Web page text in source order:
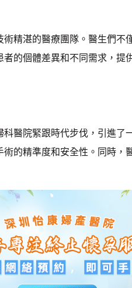
湛的醫療團隊。醫生們不
的個體差異和不同需求，提
院緊跟時代步伐，引進了
的精準度和安全性。同時，